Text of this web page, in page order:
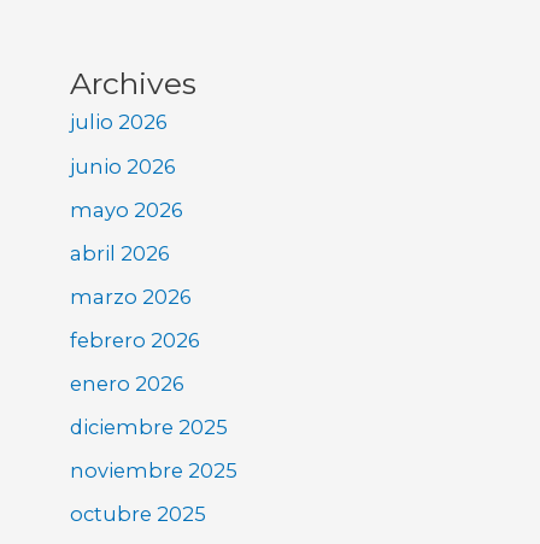
Archives
julio 2026
junio 2026
mayo 2026
abril 2026
marzo 2026
febrero 2026
enero 2026
diciembre 2025
noviembre 2025
octubre 2025